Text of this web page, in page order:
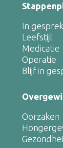
In
Leefstijl
Medicatie
Operatie
Blijf in
Oorzaken